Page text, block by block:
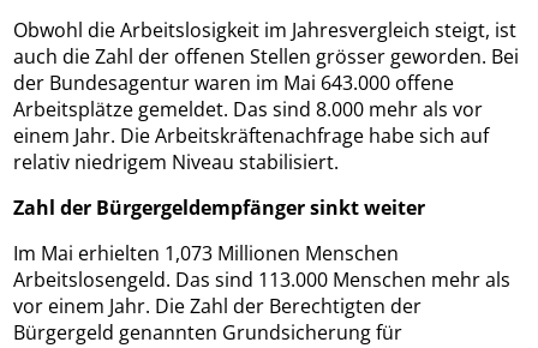
Obwohl die Arbeitslosigkeit im Jahresvergleich steigt, ist
auch die Zahl der offenen Stellen grösser geworden. Bei
der Bundesagentur waren im Mai 643.000 offene
Arbeitsplätze gemeldet. Das sind 8.000 mehr als vor
einem Jahr. Die Arbeitskräftenachfrage habe sich auf
relativ niedrigem Niveau stabilisiert.
Zahl der Bürgergeldempfänger sinkt weiter
Im Mai erhielten 1,073 Millionen Menschen
Arbeitslosengeld. Das sind 113.000 Menschen mehr als
vor einem Jahr. Die Zahl der Berechtigten der
Bürgergeld genannten Grundsicherung für